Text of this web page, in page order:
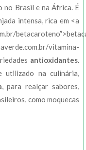
no Brasil e na África. É
intensa, rica em <a
vitamina-
antioxidantes.
utilizado na culinária,
, para realçar sabores,
como moquecas